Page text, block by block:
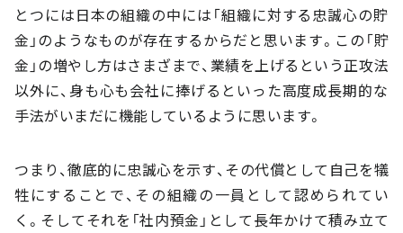
とつには日本の組織の中には「組織に対する忠誠心の貯
金」のようなものが存在するからだと思います。この「貯
金」の増やし方はさまざまで、業績を上げるという正攻法
以外に、身も心も会社に捧げるといった高度成長期的な
手法がいまだに機能しているように思います。
つまり、徹底的に忠誠心を示す、その代償として自己を犠
牲にすることで、その組織の一員として認められてい
く。そしてそれを「社内預金」として長年かけて積み立て